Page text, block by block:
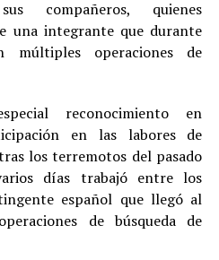
compañeros, quienes
una integrante que durante
múltiples operaciones de
reconocimiento en
en las labores de
los terremotos del pasado
días trabajó entre los
español que llegó al
de búsqueda de